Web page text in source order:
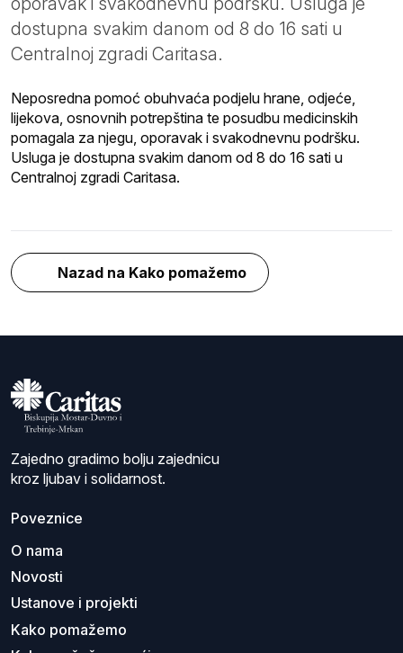
dostupna svakim danom od 8 do 16 sati u
Centralnoj zgradi Caritasa.
Neposredna pomoć obuhvaća podjelu hrane, odjeće,
lijekova, osnovnih potrepština te posudbu medicinskih
pomagala za njegu, oporavak i svakodnevnu podršku.
Usluga je dostupna svakim danom od 8 do 16 sati u
Centralnoj zgradi Caritasa.
Nazad na Kako pomažemo
Zajedno gradimo bolju zajednicu
kroz ljubav i solidarnost.
Poveznice
O nama
Novosti
Ustanove i projekti
Kako pomažemo